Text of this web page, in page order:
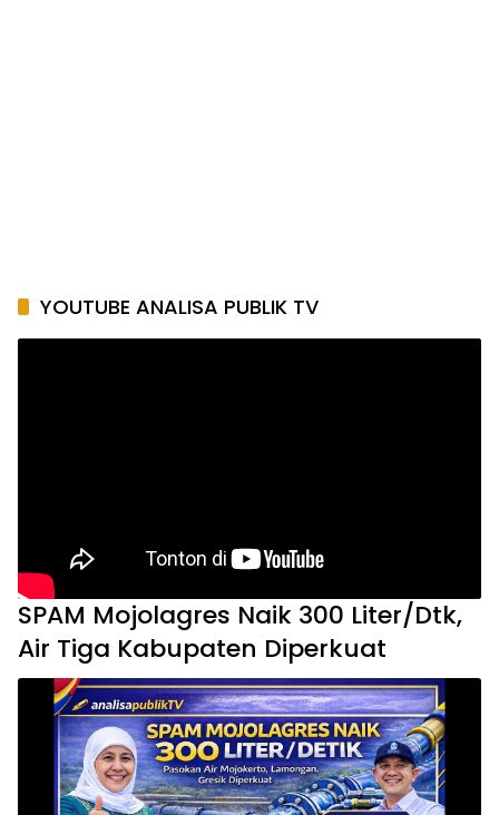
YOUTUBE ANALISA PUBLIK TV
SPAM Mojolagres Naik 300 Liter/Dtk,
Air Tiga Kabupaten Diperkuat